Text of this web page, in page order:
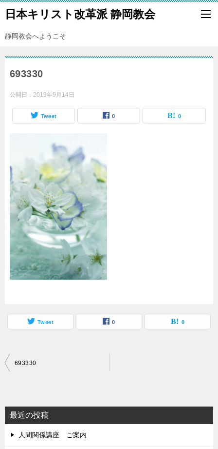
日本キリスト改革派 静岡教会
静岡教会へようこそ
693330
公開日： 2019年9月14日
Tweet 0 0
Tweet 0 0
投
ビ
ゲ
ー
693330
最近の投稿
人間関係講座 ご案内